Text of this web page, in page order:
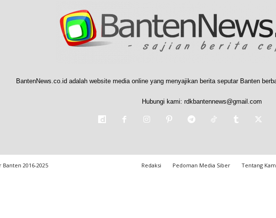
BantenNews.co.id adalah website media online yang menyajikan berita seputar Banten
Hubungi kami: rdkbantennews@gmail.com
Redaksi Pedoman Media Siber Tentang
Banten 2016-2025